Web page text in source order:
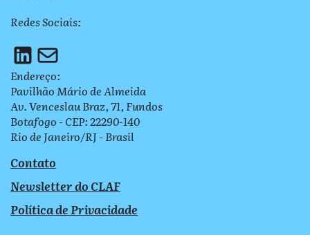
Redes Sociais:
Endereço:
Pavilhão Mário de Almeida
Av. Venceslau Braz, 71, Fundos
Botafogo - CEP: 22290-140
Rio de Janeiro/RJ - Brasil
Contato
Newsletter do CLAF
Política de Privacidade